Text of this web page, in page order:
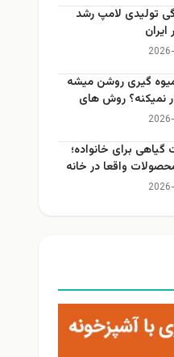
تولیدی لامپ رشد
ایران
گیری روشن میشه
نمیکنه؟ روش های
گیاهی برای خانواده؛
واقعا در خانه